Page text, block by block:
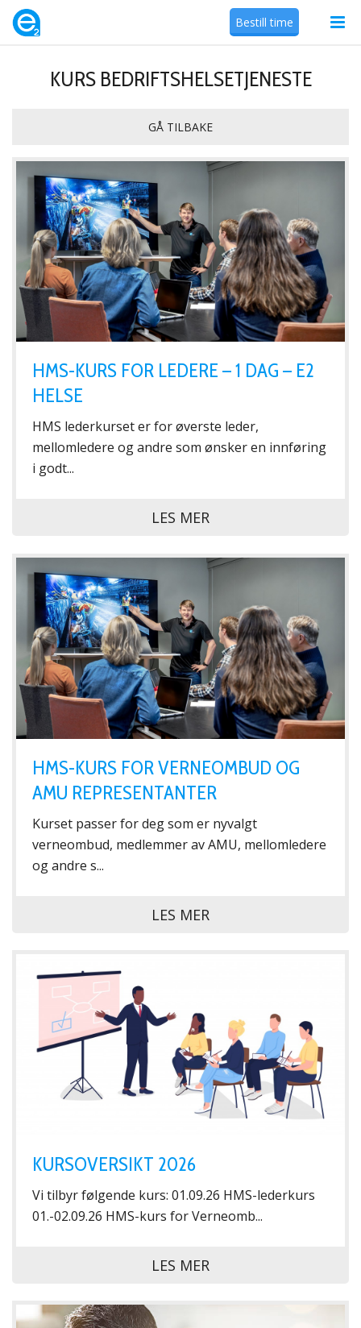
Bestill time
KURS BEDRIFTSHELSETJENESTE
GÅ TILBAKE
HMS-KURS FOR LEDERE – 1 DAG – E2
HELSE
HMS lederkurset er for øverste leder,
mellomledere og andre som ønsker en innføring
i godt...
LES MER
HMS-KURS FOR VERNEOMBUD OG
AMU REPRESENTANTER
Kurset passer for deg som er nyvalgt
verneombud, medlemmer av AMU, mellomledere
og andre s...
LES MER
KURSOVERSIKT 2026
Vi tilbyr følgende kurs: 01.09.26 HMS-lederkurs
01.-02.09.26 HMS-kurs for Verneomb...
LES MER